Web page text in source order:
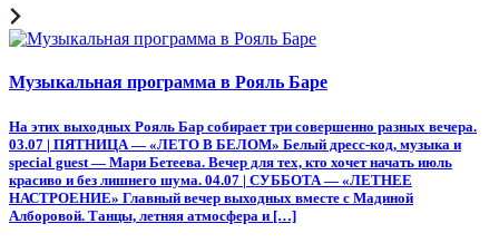
Музыкальная программа в Рояль Баре
На этих выходных Рояль Бар собирает три совершенно разных вечера.
03.07 | ПЯТНИЦА — «ЛЕТО В БЕЛОМ» Белый дресс-код, музыка и
special guest — Мари Бетеева. Вечер для тех, кто хочет начать июль
красиво и без лишнего шума. 04.07 | СУББОТА — «ЛЕТНЕЕ
НАСТРОЕНИЕ» Главный вечер выходных вместе с Мадиной
Алборовой. Танцы, летняя атмосфера и […]